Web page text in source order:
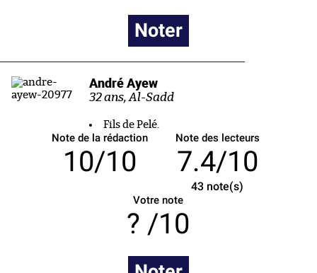
Noter
André Ayew
32 ans, Al-Sadd
Fils de Pelé.
Note de la rédaction
10/10
Note des lecteurs
7.4/10
43 note(s)
Votre note
/10